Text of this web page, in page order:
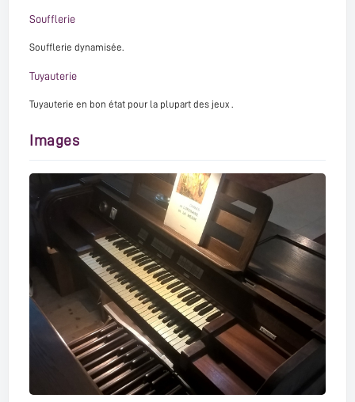
Soufflerie
Soufflerie dynamisée.
Tuyauterie
Tuyauterie en bon état pour la plupart des jeux .
Images